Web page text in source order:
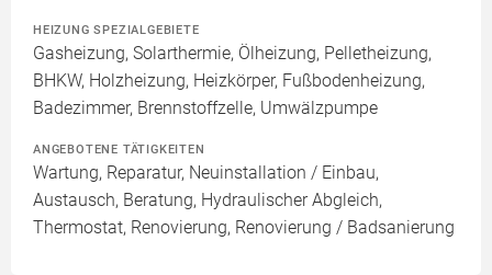
HEIZUNG SPEZIALGEBIETE
Gasheizung, Solarthermie, Ölheizung, Pelletheizung,
BHKW, Holzheizung, Heizkörper, Fußbodenheizung,
Badezimmer, Brennstoffzelle, Umwälzpumpe
ANGEBOTENE TÄTIGKEITEN
Wartung, Reparatur, Neuinstallation / Einbau,
Austausch, Beratung, Hydraulischer Abgleich,
Thermostat, Renovierung, Renovierung / Badsanierung